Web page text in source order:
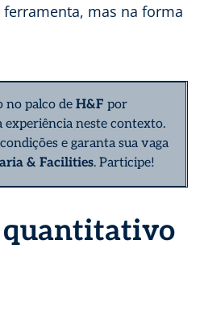
mas na forma
no palco de H&F por
experiência neste contexto.
e garanta sua vaga
& Facilities. Participe!
quantitativo